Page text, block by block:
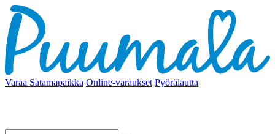
Varaa Satamapaikka Online-varaukset Pyörälautta